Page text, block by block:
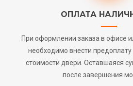
ОПЛАТА
При оформлении заказа в офисе
необходимо внести предоплату
стоимости двери. Оставшаяся
после завершения